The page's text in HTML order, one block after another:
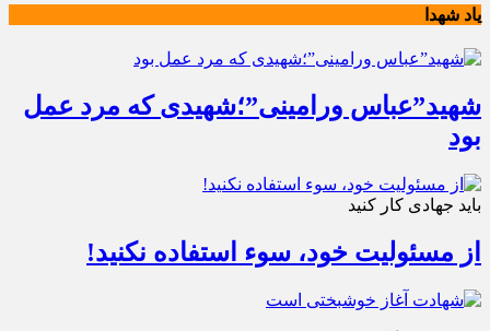
یاد شهدا
شهید”عباس ورامینی”؛شهیدی که مرد عمل
بود
باید جهادی کار کنید
از مسئولیت خود، سوء استفاده نکنید!